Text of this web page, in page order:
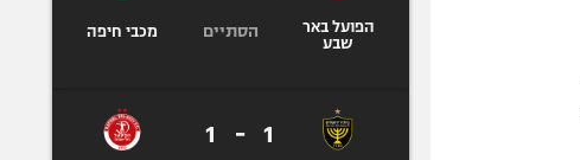
הפועל באר
שבע
הסתיים מכבי חיפה
1
-
1